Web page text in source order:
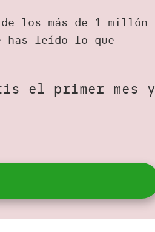
los más de 1 millón
leído lo que
el primer mes y